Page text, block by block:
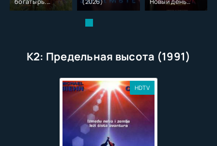
Колобок (2026)
(2026)
К2: Предельная высота (1991)
HDTV